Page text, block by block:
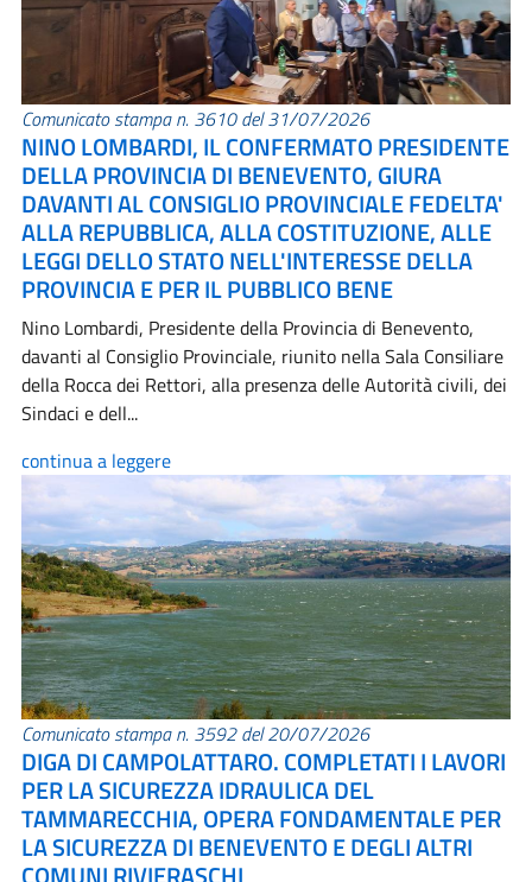
Comunicato stampa n. 3610 del 31/07/2026
NINO LOMBARDI, IL CONFERMATO PRESIDENTE
DELLA PROVINCIA DI BENEVENTO, GIURA
DAVANTI AL CONSIGLIO PROVINCIALE FEDELTA'
ALLA REPUBBLICA, ALLA COSTITUZIONE, ALLE
LEGGI DELLO STATO NELL'INTERESSE DELLA
PROVINCIA E PER IL PUBBLICO BENE
Nino Lombardi, Presidente della Provincia di Benevento,
davanti al Consiglio Provinciale, riunito nella Sala Consiliare
della Rocca dei Rettori, alla presenza delle Autorità civili, dei
Sindaci e dell...
continua a leggere
Comunicato stampa n. 3592 del 20/07/2026
DIGA DI CAMPOLATTARO. COMPLETATI I LAVORI
PER LA SICUREZZA IDRAULICA DEL
TAMMARECCHIA, OPERA FONDAMENTALE PER
LA SICUREZZA DI BENEVENTO E DEGLI ALTRI